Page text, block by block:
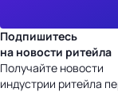
Подпишитесь
на новости ритейла
Получайте новости
индустрии ритейла